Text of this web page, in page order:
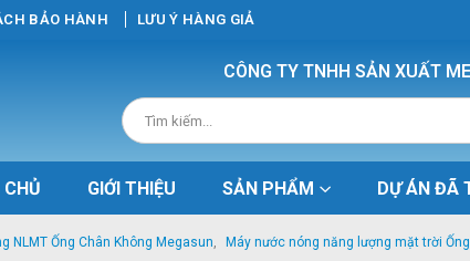
BẢO HÀNH LƯU Ý HÀNG GIẢ
CÔNG TY TNHH SẢN XUẤT
GIỚI THIỆU SẢN PHẨM DỰ ÁN ĐÃ
NLMT Ống Chân Không Megasun, Máy nước nóng năng lượng mặt trời